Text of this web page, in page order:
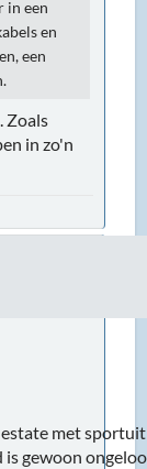
in een
en
een
Zoals
in zo'n
met
is gewoon